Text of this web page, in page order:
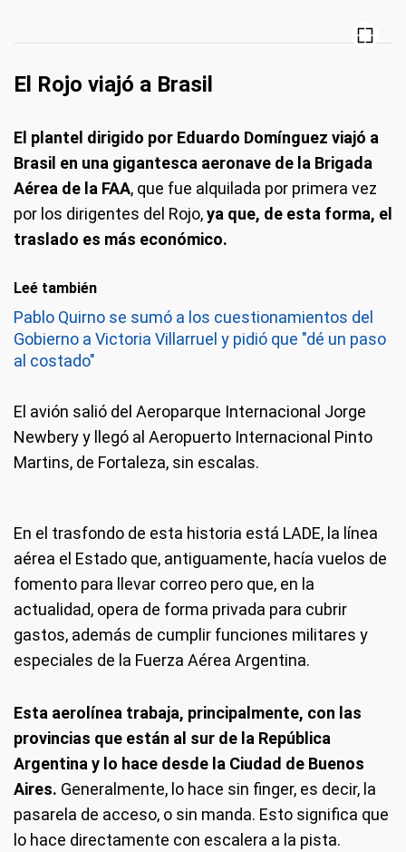
El Rojo viajó a Brasil
El plantel dirigido por Eduardo Domínguez viajó a
Brasil en una gigantesca aeronave de la Brigada
Aérea de la FAA, que fue alquilada por primera vez
por los dirigentes del Rojo,ya que, de esta forma, el
traslado es más económico.
Leé también
Pablo Quirno se sumó a los cuestionamientos del
Gobierno a Victoria Villarruel y pidió que "dé un paso
al costado"
El avión salió del Aeroparque Internacional Jorge
Newbery y llegó al Aeropuerto Internacional Pinto
Martins, de Fortaleza, sin escalas.
En el trasfondo de esta historia está LADE, la línea
aérea el Estado que, antiguamente, hacía vuelos de
fomento para llevar correo pero que, en la
actualidad, opera de forma privada para cubrir
gastos, además de cumplir funciones militares y
especiales de la Fuerza Aérea Argentina.
Esta aerolínea trabaja, principalmente, con las
provincias que están al sur de la República
Argentina y lo hace desde la Ciudad de Buenos
Aires. Generalmente, lo hace sin finger, es decir, la
pasarela de acceso, o sin manda. Esto significa que
lo hace directamente con escalera a la pista.